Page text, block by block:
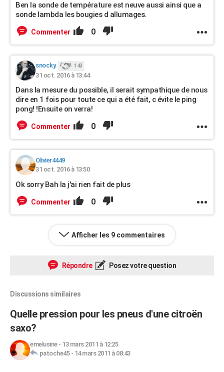
Ben la sonde de température est neuve aussi ainsi que a
sonde lambda les bougies d allumages.
Commenter 0
snocky. 143
31 oct. 2016 à 13:44
Dans la mesure du possible, il serait sympathique de nous
dire en 1 fois pour toute ce qui a été fait, c évite le ping
pong! !Ensuite on verra!
Commenter 0
Olivier4449
31 oct. 2016 à 13:50
Ok sorry Bah la j'ai rien fait de plus
Commenter 0
Afficher les 9 commentaires
Répondre Posez votre question
Discussions similaires
Quelle pression pour les pneus d'une citroën
saxo?
emelusine- 13 mars 2011 à 12:25
patoche45- 14 mars 2011 à 08:43